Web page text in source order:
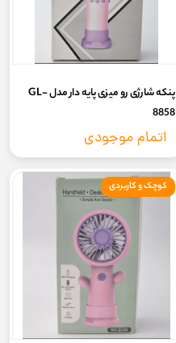
پنکه شارژی رو میزی پایه دار مدل GL-
8858
اتمام موجودی
کوچک و کاربردی